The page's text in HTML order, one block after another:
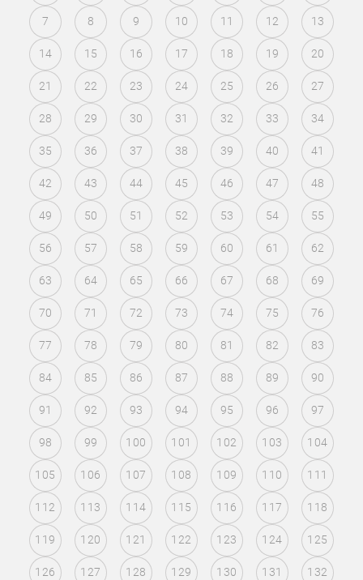
7 8 9 10 11 12 13
14 15 16 17 18 19 20
21 22 23 24 25 26 27
28 29 30 31 32 33 34
35 36 37 38 39 40 41
42 43 44 45 46 47 48
49 50 51 52 53 54 55
56 57 58 59 60 61 62
63 64 65 66 67 68 69
70 71 72 73 74 75 76
77 78 79 80 81 82 83
84 85 86 87 88 89 90
91 92 93 94 95 96 97
98 99 100 101 102 103 104
105 106 107 108 109 110 111
112 113 114 115 116 117 118
119 120 121 122 123 124 125
126 127 128 129 130 131 132